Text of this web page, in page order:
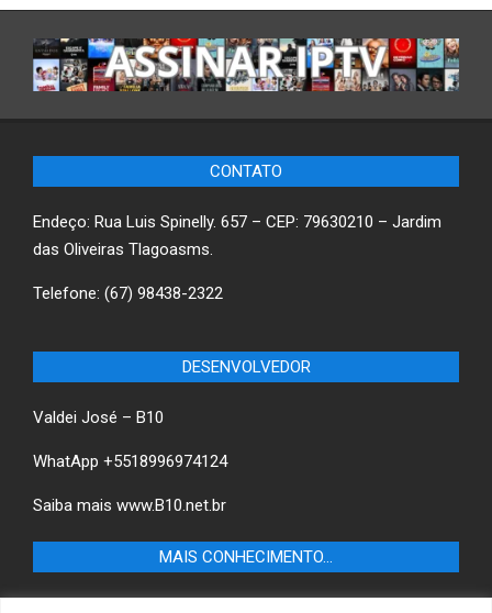
CONTATO
Endeço: Rua Luis Spinelly. 657 – CEP: 79630210 – Jardim
das Oliveiras Tlagoasms.
Telefone: (67) 98438-2322
DESENVOLVEDOR
Valdei José – B10
WhatApp +5518996974124
Saiba mais www.B10.net.br
MAIS CONHECIMENTO…